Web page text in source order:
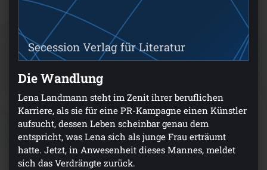
Secession Verlag für Literatur
Die Wandlung
Lena Landmann steht im Zenit ihrer beruflichen
Karriere, als sie für eine PR-Kampagne einen Künstler
aufsucht, dessen Leben scheinbar genau dem
entspricht, was Lena sich als junge Frau erträumt
hatte. Jetzt, in Anwesenheit dieses Mannes, meldet
sich das Verdrängte zurück.